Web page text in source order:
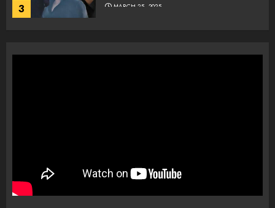
4 MARCH 25, 2025
1
“bosen” Joana Nano për
abuzim me fondet publike dhe
pasuri të pajustifikuar